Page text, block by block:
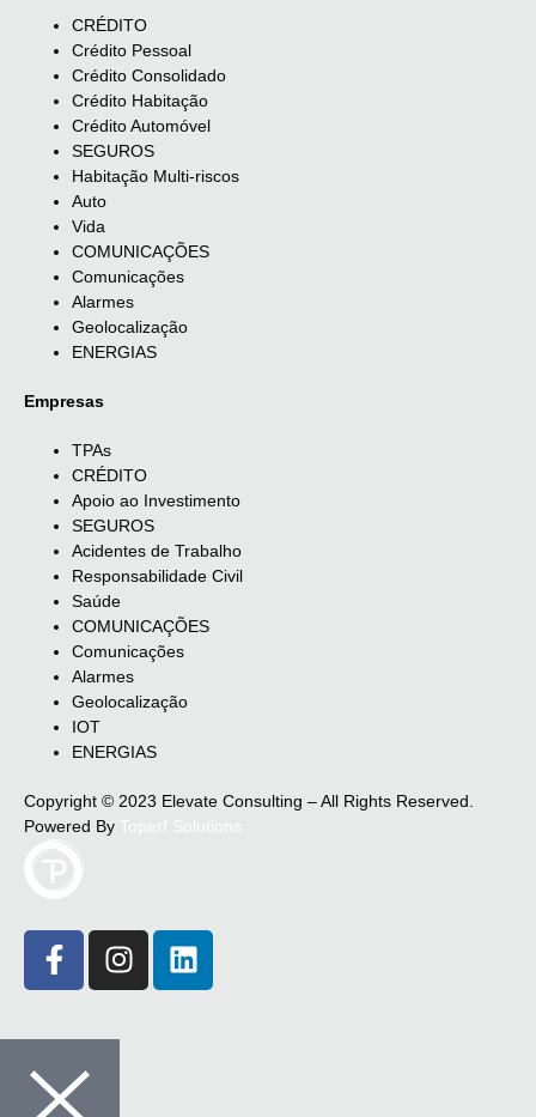
CRÉDITO
Crédito Pessoal
Crédito Consolidado
Crédito Habitação
Crédito Automóvel
SEGUROS
Habitação Multi-riscos
Auto
Vida
COMUNICAÇÕES
Comunicações
Alarmes
Geolocalização
ENERGIAS
Empresas
TPAs
CRÉDITO
Apoio ao Investimento
SEGUROS
Acidentes de Trabalho
Responsabilidade Civil
Saúde
COMUNICAÇÕES
Comunicações
Alarmes
Geolocalização
IOT
ENERGIAS
Copyright © 2023 Elevate Consulting – All Rights Reserved.
Powered By